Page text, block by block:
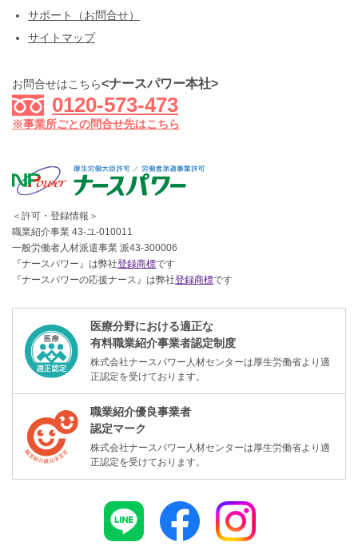
サポート（お問合せ）
サイトマップ
お問合せはこちら<ナースパワー本社>
0120-573-473
※事業所ごとの問合せ先はこちら
＜許可・登録情報＞
職業紹介事業 43-ユ-010011
一般労働者人材派遣事業 派43-300006
『ナースパワー』は弊社登録商標です
『ナースパワーの応援ナース』は弊社登録商標です
医療分野における適正な
有料職業紹介事業者認定制度
株式会社ナースパワー人材センターは厚生労働省より適
正認定を受けております。
職業紹介優良事業者
認定マーク
株式会社ナースパワー人材センターは厚生労働省より適
正認定を受けております。